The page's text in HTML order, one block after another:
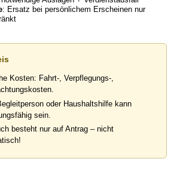
: Ersatz bei persönlichem Erscheinen nur
Kosten: Fahrt-, Verpflegungs-,
oder Haushaltshilfe kann
sein.
besteht nur auf Antrag – nicht